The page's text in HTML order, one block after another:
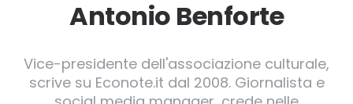
Antonio Benforte
Vice-presidente dell'associazione culturale,
scrive su Econote.it dal 2008. Giornalista e